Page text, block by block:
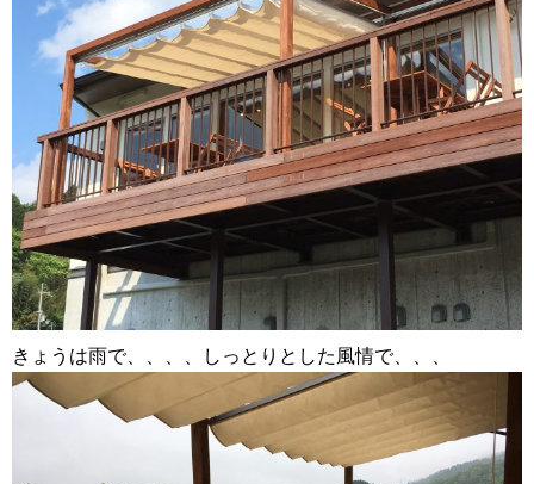
きょうは雨で、、、、しっとりとした風情で、、、